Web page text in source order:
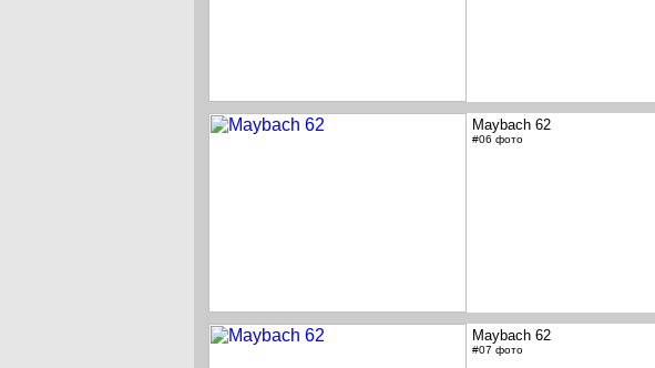
Maybach 62
#06 фото
Maybach 62
#07 фото